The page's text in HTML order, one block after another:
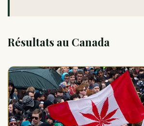
Résultats au Canada